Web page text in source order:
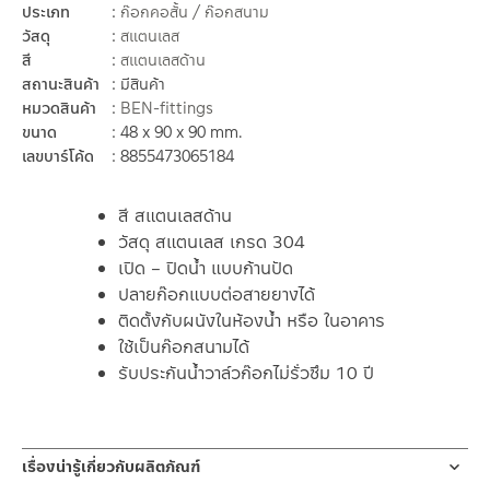
สี สแตนเลสด้าน
วัสดุ สแตนเลส เกรด 304
เปิด – ปิดน้ำ แบบก้านปัด
ปลายก๊อกแบบต่อสายยางได้
ติดตั้งกับผนังในห้องน้ำ หรือ ในอาคาร
ใช้เป็นก๊อกสนามได้
รับประกันน้ำวาล์วก๊อกไม่รั่วซึม 10 ปี
ประเภท
ก๊อกคอสั้น / ก๊อกสนาม
วัสดุ
สแตนเลส
สี
สแตนเลสด้าน
สถานะสินค้า
มีสินค้า
หมวดสินค้า
BEN-fittings
ขนาด
48 x 90 x 90 mm.
เลขบาร์โค้ด
8855473065184
เรื่องน่ารู้เกี่ยวกับผลิตภัณฑ์